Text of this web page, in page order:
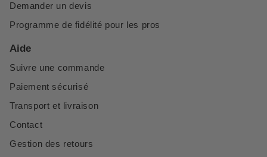
Demander un devis
Programme de fidélité pour les pros
Aide
Suivre une commande
Paiement sécurisé
Transport et livraison
Contact
Gestion des retours